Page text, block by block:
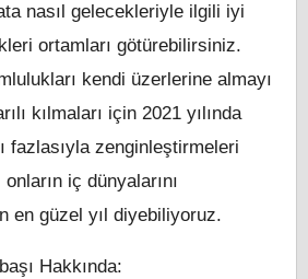
nasıl gelecekleriyle ilgili iyi
ortamları götürebilirsiniz.
kendi üzerlerine almayı
kılmaları için 2021 yılında
fazlasıyla zenginleştirmeleri
iç dünyalarını
en güzel yıl diyebiliyoruz.
Hakkında: